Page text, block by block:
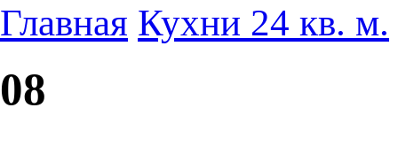
Главная Кухни 24 кв. м.
08